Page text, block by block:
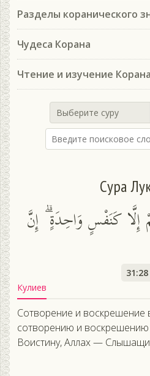
Разделы коранического
Чудеса Корана
Чтение и изучение Корана
Выберите суру
Сура
إِلَّا كَنَفْسٍ وَاحِدَةٍ ۗ إِنَّ
31:28
Кулиев
Сотворение и воскрешение
сотворению и воскрешению
Воистину, Аллах —